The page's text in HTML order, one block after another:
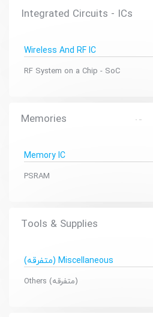
Integrated Circuits - ICs
Wireless And RF IC
RF System on a Chip - SoC
Memories
Memory IC
PSRAM
Tools & Supplies
(متفرقه) Miscellaneous
(متفرقه) Others